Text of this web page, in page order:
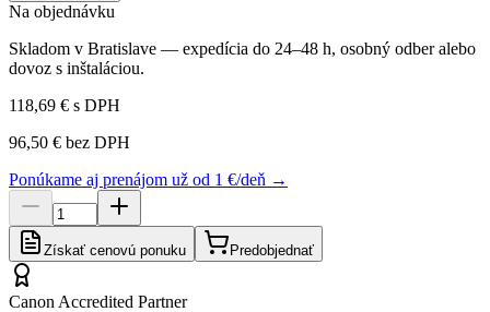
Na objednávku
Skladom v Bratislave — expedícia do 24–48 h, osobný odber alebo
dovoz s inštaláciou.
118,69 € s DPH
96,50 € bez DPH
Ponúkame aj prenájom už od 1 €/deň →
Získať cenovú ponuku Predobjednať
Canon Accredited Partner